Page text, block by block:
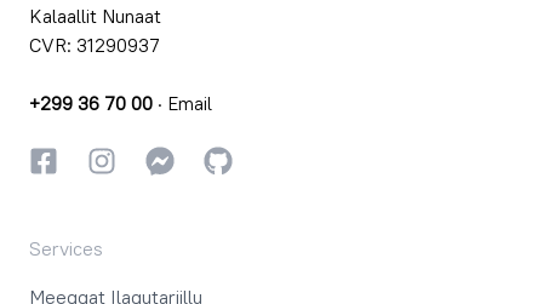
Kalaallit Nunaat
CVR: 31290937
+299 36 70 00 · Email
FacebookkiInstagrammiInstagrammi
GitHub
Services
Meeqqat Ilaqutariillu